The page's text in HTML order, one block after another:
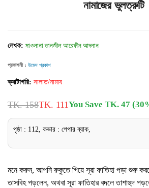
নামাজের ভুলত্রুটি
লেখক: মাওলানা তানজীল আরেফীন আদনান
প্রকাশনী : উমেদ প্রকাশ
ক্যাটাগরি: সালাত/নামায
TK. 158TK. 111You Save TK. 47
পৃষ্ঠা : 112, কভার : পেপার ব্যাক,
মনে করুন, আপনি রুকুতে গিয়ে সূরা ফাতিহা পড়া শুরু
তাসবিহ পড়লেন, অথবা সূরা ফাতিহার বদলে তাশাহুদ